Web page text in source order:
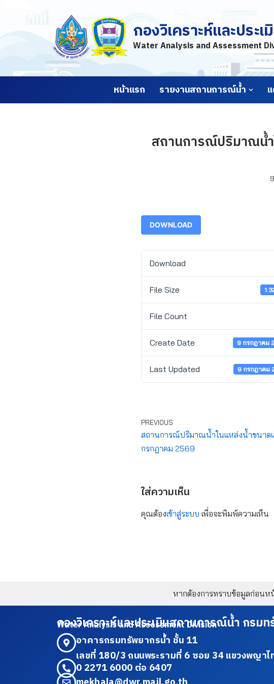
กองวิเคราะห์และประ
Water Analysis and Assessment
หน้าแรก รายงานสถานการณ์น้ำ
สถานการณ์ปริมาณน้ำ
DOWNLOAD
Download
File Size
File Count
Create Date 9 กรกฎาคม
Last Updated 9 กรกฎาคม
PREVIOUS
สถานการณ์ปริมาณน้ำในแหล่งน้ำขนาด
กรกฎาคม 2569
ใส่ความเห็น
คุณต้องเข้าสู่ระบบ เพื่อจะพิมพ์ความเห็น
หากต้องการทราบข้อมูลก่อนห
กองวิเคราะห์และประเมินสถานการณ์น้ำ กรม
Water Analysis and Assessment Division
อาคารกรมทรัพยากรน้ำ ชั้น 11
เลขที่ 180/3 ถนนพระรามที่ 6 ซอย 34 แขวงพญา
0 2271 6000 ต่อ 6407